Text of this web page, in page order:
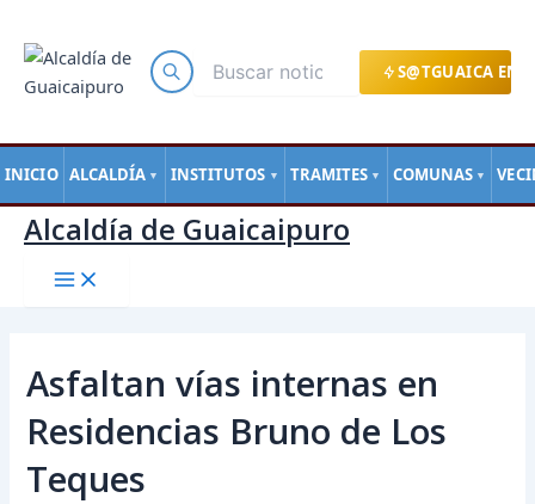
S@TGUAICA EN
INICIO ALCALDÍA ▼ INSTITUTOS ▼ TRAMITES ▼ COMUNAS ▼
contenido
Alcaldía de Guaicaipuro
Asfaltan vías internas en
Residencias Bruno de Los
Teques
de
entradas